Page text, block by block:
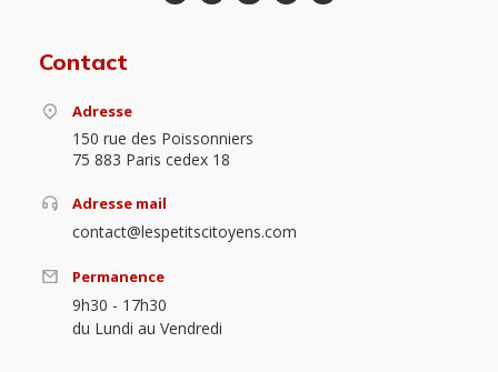
Contact
Adresse
150 rue des Poissonniers
75 883 Paris cedex 18
Adresse mail
contact@lespetitscitoyens.com
Permanence
9h30 - 17h30
du Lundi au Vendredi